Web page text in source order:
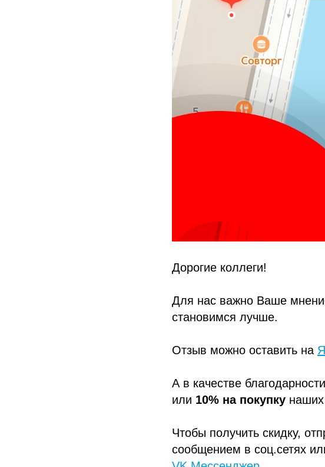
Дорогие коллеги!
Для нас важно Ваше
становимся лучше.
Отзыв можно оставить на
А в качестве
или 10% на покупку наших
Чтобы получить скидку,
сообщением в соц.сетях